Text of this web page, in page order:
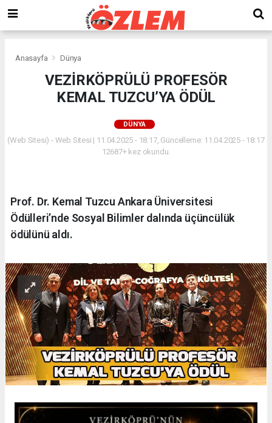
Anasayfa Dünya
VEZİRKÖPRÜLÜ PROFESÖR
KEMAL TUZCU’YA ÖDÜL
DÜNYA
(Web Sitesi) - Web Sitesi | 11.04.2025 - 18:17, Güncelleme: 11.04.2025 - 18:17
12687+ kez okundu.
Prof. Dr. Kemal Tuzcu Ankara Üniversitesi
Ödülleri’nde Sosyal Bilimler dalında üçüncülük
ödülünü aldı.